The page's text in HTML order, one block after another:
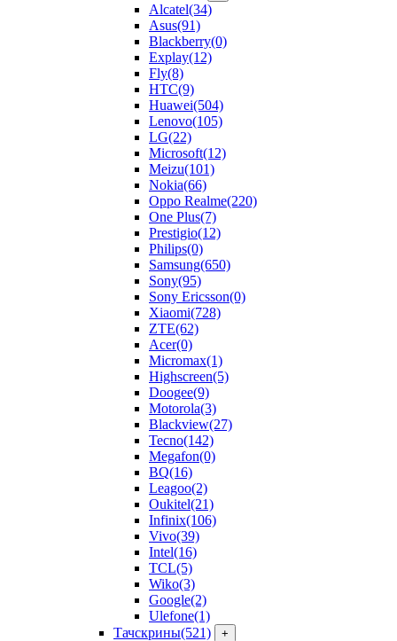
Alcatel(34)
Asus(91)
Blackberry(0)
Explay(12)
Fly(8)
HTC(9)
Huawei(504)
Lenovo(105)
LG(22)
Microsoft(12)
Meizu(101)
Nokia(66)
Oppo Realme(220)
One Plus(7)
Prestigio(12)
Philips(0)
Samsung(650)
Sony(95)
Sony Ericsson(0)
Xiaomi(728)
ZTE(62)
Acer(0)
Micromax(1)
Highscreen(5)
Doogee(9)
Motorola(3)
Blackview(27)
Tecno(142)
Megafon(0)
BQ(16)
Leagoo(2)
Oukitel(21)
Infinix(106)
Vivo(39)
Intel(16)
TCL(5)
Wiko(3)
Google(2)
Ulefone(1)
Тачскрины(521) +